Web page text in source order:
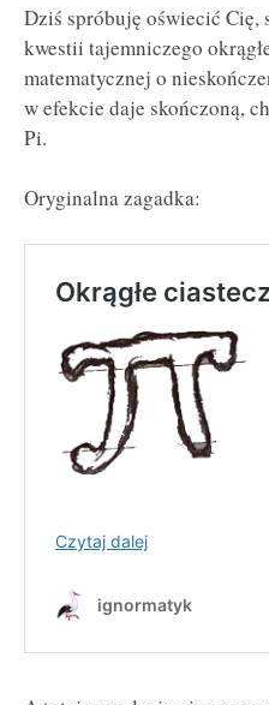
Dziś spróbuję oświecić
kwestii tajemniczego
matematycznej o
w efekcie daje skończoną,
Pi.
Oryginalna zagadka: